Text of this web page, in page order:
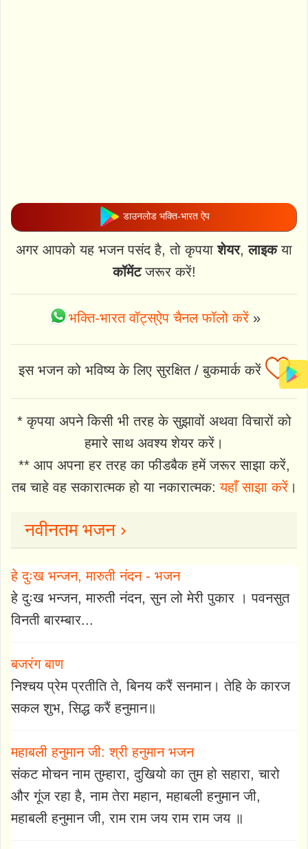
डाउनलोड भक्ति-भारत ऐप
अगर आपको यह भजन पसंद है, तो कृपयाशेयर,लाइकया
कॉमेंटजरूर करें!
भक्ति-भारत वॉट्स्ऐप चैनल फॉलो करें»
इस भजन को भविष्य के लिए सुरक्षित / बुकमार्क करें
* कृपया अपने किसी भी तरह के सुझावों अथवा विचारों को
हमारे साथ अवश्य शेयर करें।
** आप अपना हर तरह का फीडबैक हमें जरूर साझा करें,
तब चाहे वह सकारात्मक हो या नकारात्मक:यहाँ साझा करें।
नवीनतम भजन ›
हे दुःख भन्जन, मारुती नंदन - भजन
हे दुःख भन्जन, मारुती नंदन, सुन लो मेरी पुकार । पवनसुत
विनती बारम्बार...
बजरंग बाण
निश्चय प्रेम प्रतीति ते, बिनय करैं सनमान। तेहि के कारज
सकल शुभ, सिद्ध करैं हनुमान॥
महाबली हनुमान जी: श्री हनुमान भजन
संकट मोचन नाम तुम्हारा, दुखियो का तुम हो सहारा, चारो
और गूंज रहा है, नाम तेरा महान, महाबली हनुमान जी,
महाबली हनुमान जी, राम राम जय राम राम जय ॥